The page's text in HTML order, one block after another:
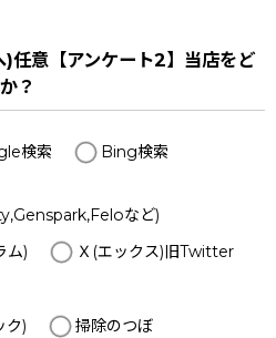
任意【アンケート2】当店をど
？
検索
Bing検索
など)
ム)
Ｘ(エックス)旧Twitter
ク)
掃除のつぼ